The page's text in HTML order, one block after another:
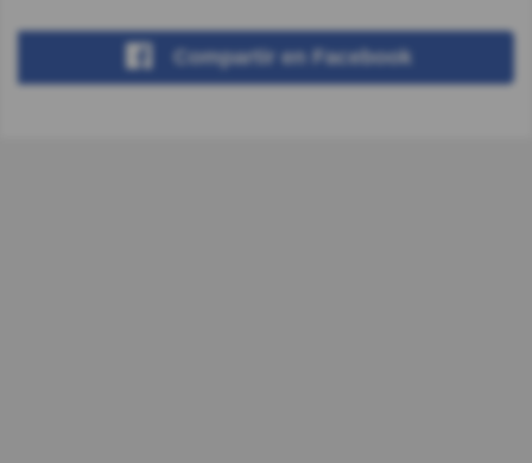
Compartir en Facebook